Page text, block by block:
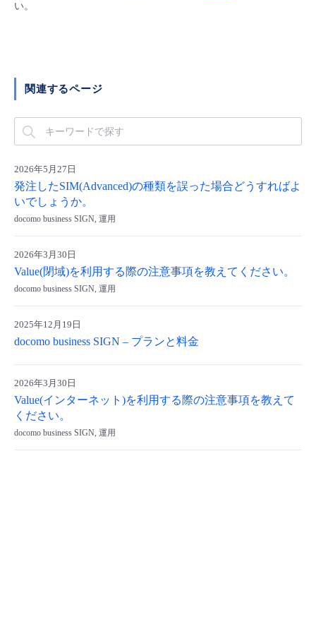
い。
関連するページ
2026年5月27日
発注したSIM(Advanced)の種類を誤った場合どうすればよ
いでしょうか。
docomo business SIGN, 運用
2026年3月30日
Value(閉域)を利用する際の注意事項を教えてください。
docomo business SIGN, 運用
2025年12月19日
docomo business SIGN – プランと料金
2026年3月30日
Value(インターネット)を利用する際の注意事項を教えて
ください。
docomo business SIGN, 運用